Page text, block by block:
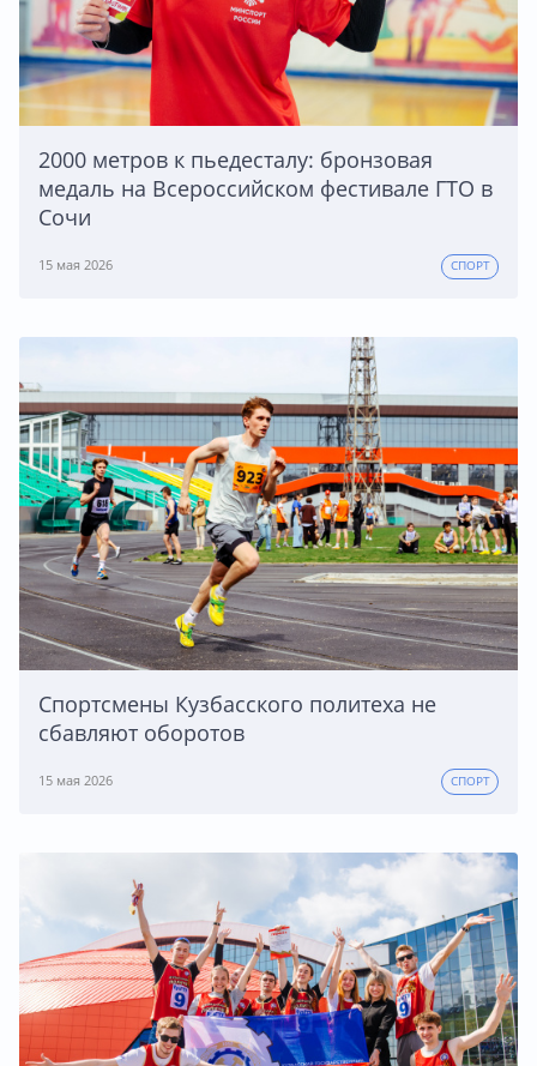
2000 метров к пьедесталу: бронзовая
медаль на Всероссийском фестивале ГТО в
Сочи
15 мая 2026 СПОРТ
Спортсмены Кузбасского политеха не
сбавляют оборотов
15 мая 2026 СПОРТ